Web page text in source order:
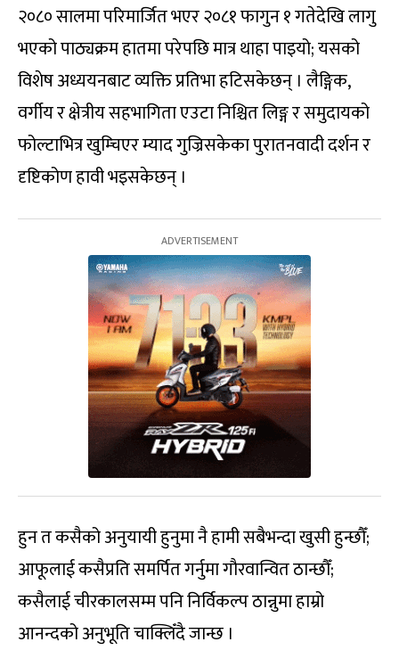
२०८० सालमा परिमार्जित भएर २०८१ फागुन १ गतेदेखि लागु
भएको पाठ्यक्रम हातमा परेपछि मात्र थाहा पाइयो; यसको
विशेष अध्ययनबाट व्यक्ति प्रतिभा हटिसकेछन् । लैङ्गिक,
वर्गीय र क्षेत्रीय सहभागिता एउटा निश्चित लिङ्ग र समुदायको
फोल्टाभित्र खुम्चिएर म्याद गुज्रिसकेका पुरातनवादी दर्शन र
दृष्टिकोण हावी भइसकेछन् ।
हुन त कसैको अनुयायी हुनुमा नै हामी सबैभन्दा खुसी हुन्छौँ;
आफूलाई कसैप्रति समर्पित गर्नुमा गौरवान्वित ठान्छौँ;
कसैलाई चीरकालसम्म पनि निर्विकल्प ठान्नुमा हाम्रो
आनन्दको अनुभूति चाक्लिँदै जान्छ ।